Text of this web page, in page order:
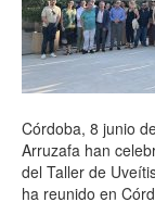
Córdoba, 8 junio
Arruzafa han
del Taller de
ha reunido en